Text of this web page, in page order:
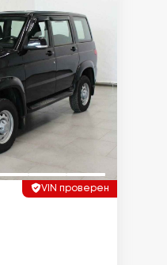
VIN проверен